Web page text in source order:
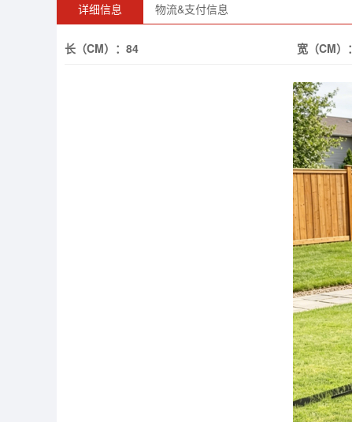
详细信息 物流&支付信息
长（CM）： 84 宽（CM）：